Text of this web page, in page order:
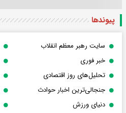
پیوندها
سایت رهبر معظم انقلاب
خبر فوری
تحلیل‌های روز اقتصادی
جنجالی‌ترین اخبار حوادث
دنیای ورزش